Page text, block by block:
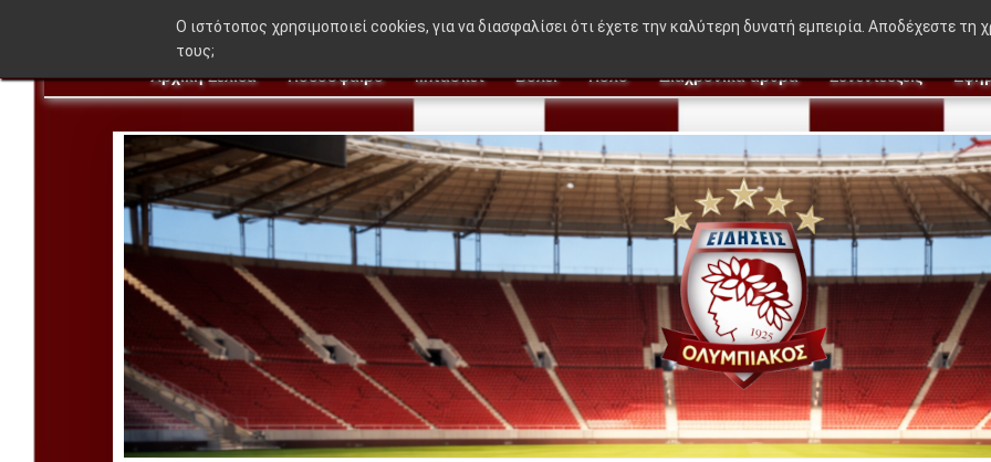
Αρχική Σελίδα Ποδόσφαιρο Μπάσκετ Βόλεϊ Πόλο Διαχρονικά άρθρα Συνεντεύξεις
🔥 BREAKING NEWS: "Η ιδέα που δεν βγήκε στον Μεντιλίμπαρ - Ακόμα 50-50" | Η γκαντεμιά
O ιστότοπος χρησιμοποιεί cookies, για να διασφαλίσει ότι έχετε την καλύτερη δυνατή εμπειρία. Αποδέχεστε τη
τους;